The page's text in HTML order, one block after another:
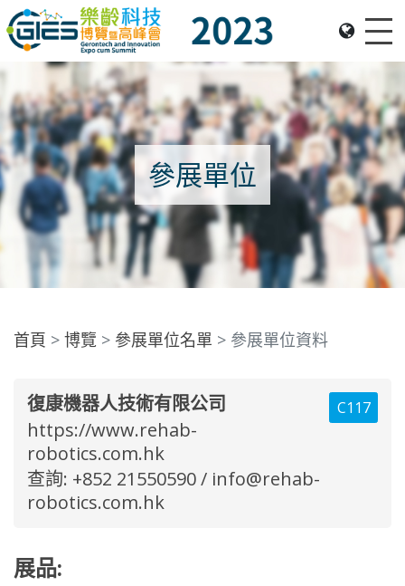
Date: Expo: 23-26 Nov 2023, Venue: Hall 1A-C, HKCEC
參展單位
首頁 博覽 參展單位名單 參展單位資料
C117
復康機器人技術有限公司
https://www.rehab-
robotics.com.hk
查詢: +852 21550590 / info@rehab-
robotics.com.hk
展品: